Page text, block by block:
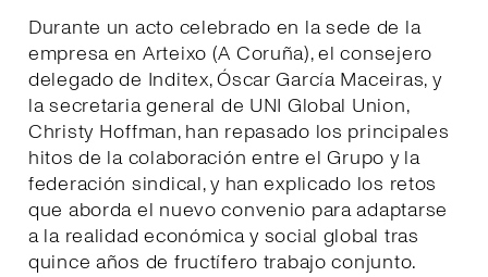
Durante un acto celebrado en la sede de la
empresa en Arteixo (A Coruña), el consejero
delegado de Inditex, Óscar García Maceiras, y
la secretaria general de UNI Global Union,
Christy Hoffman, han repasado los principales
hitos de la colaboración entre el Grupo y la
federación sindical, y han explicado los retos
que aborda el nuevo convenio para adaptarse
a la realidad económica y social global tras
quince años de fructífero trabajo conjunto.